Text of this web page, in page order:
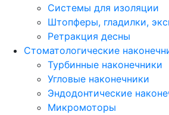
Системы для изоляции
Штопферы, гладилки,
Ретракция десны
Стоматологические
Турбинные наконечники
Угловые наконечники
Эндодонтические
Микромоторы